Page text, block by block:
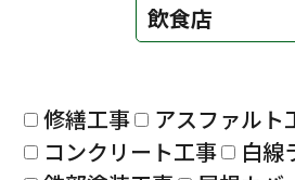
飲食店
修繕工事
アスファルト
コンクリート工事
白線